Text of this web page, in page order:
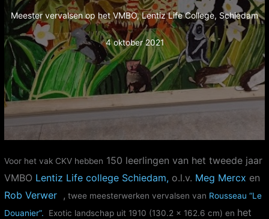
Meester vervalsen op het VMBO, Lentiz Life College, Schiedam
4 oktober 2021
Voor het vak CKV hebben 150 leerlingen van het tweede jaar
VMBO Lentiz Life college Schiedam, o.l.v. Meg Mercx en
Rob Verwer , twee meesterwerken vervalsen van Rousseau “Le
Douanier”. Exotic landschap uit 1910 (130.2 x 162.6 cm) en het